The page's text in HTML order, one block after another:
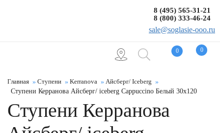
0 0
8 (495) 565-31-21
8 (800) 333-46-24
sale@soglasie-ooo.ru
Главная Ступени Kerranova
Айсберг/ Iceberg
Ступени Керранова Айсберг/ iceberg Сappuccino Белый 30x120
Ступени Керранова